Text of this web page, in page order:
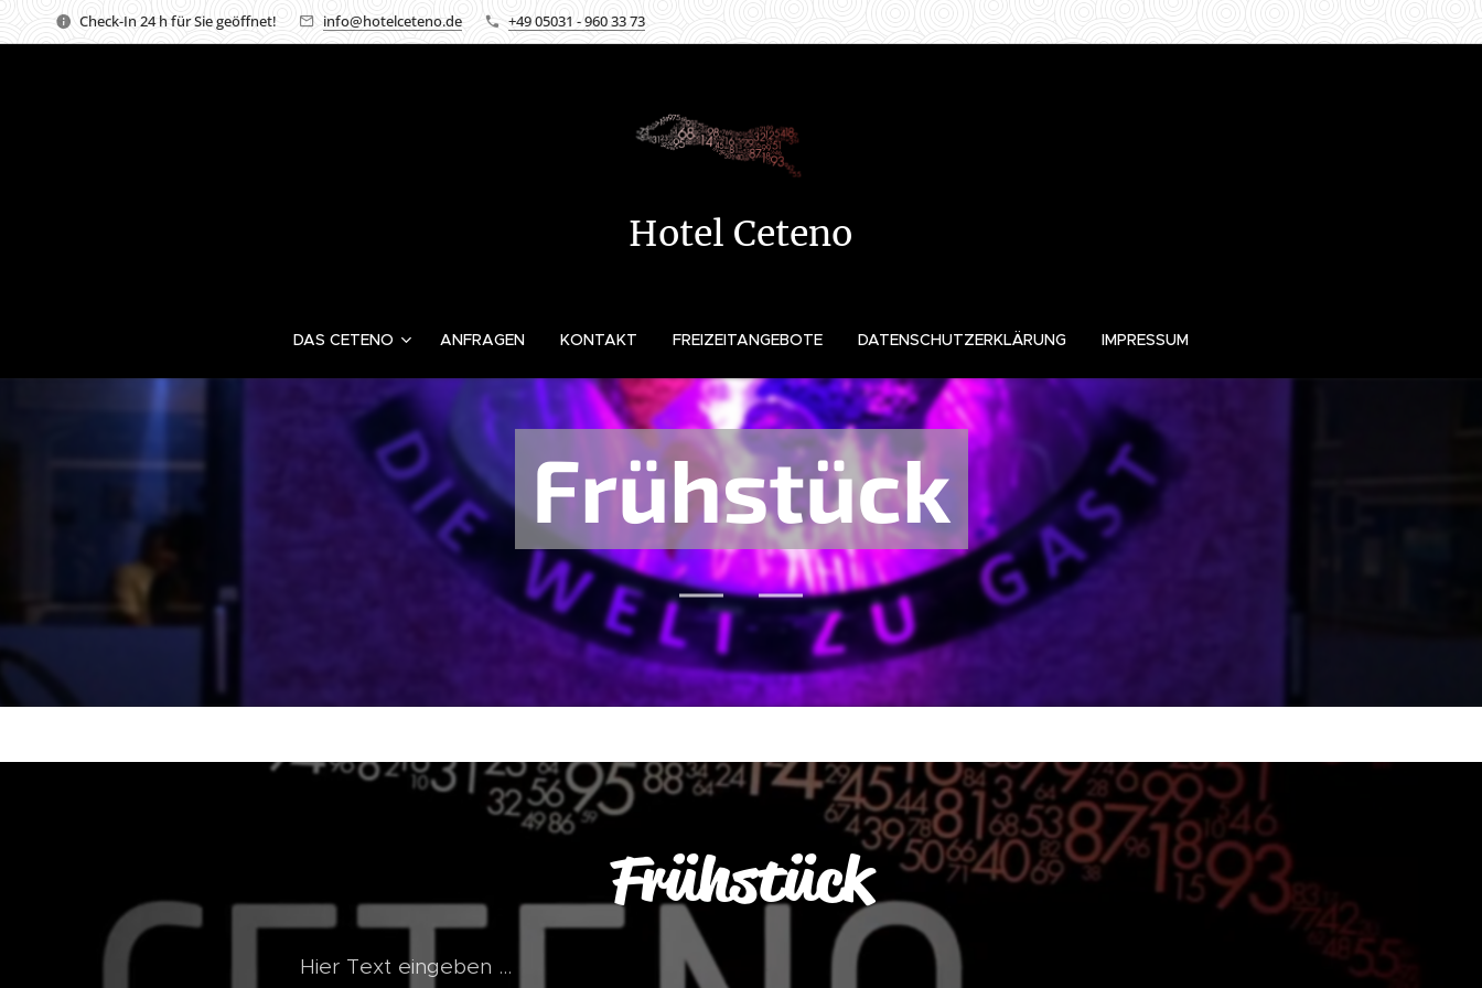
Check-In 24 h für Sie geöffnet! info@hotelceteno.de +49 05031 - 960 33 73
Hotel Ceteno
DAS CETENO ANFRAGEN KONTAKT FREIZEITANGEBOTE DATENSCHUTZERKLÄRUNG IMPRESSUM
Frühstück
Frühstück
Hier Text eingeben ...